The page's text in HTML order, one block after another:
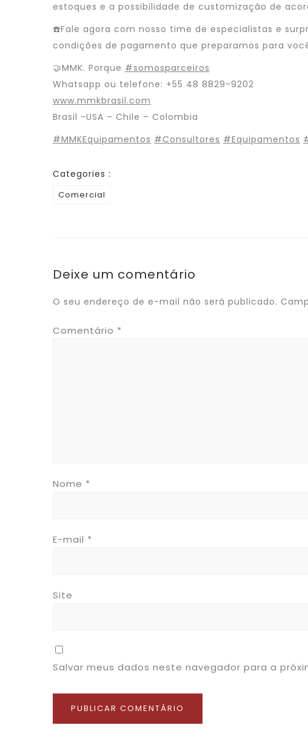
estoques e a possibilidade de customização de
☎️Fale agora com nosso time de especialistas e
condições de pagamento que preparamos para
🤝MMK. Porque #somosparceiros
Whatsapp ou telefone: +55 48 8829-9202
www.mmkbrasil.com
Brasil -USA – Chile – Colombia
#MMKEquipamentos #Consultores #Equipamentos
Categories :
Comercial
Deixe um comentário
O seu endereço de e-mail não será publicado.
Comentário *
Nome *
E-mail *
Site
Salvar meus dados neste navegador para a